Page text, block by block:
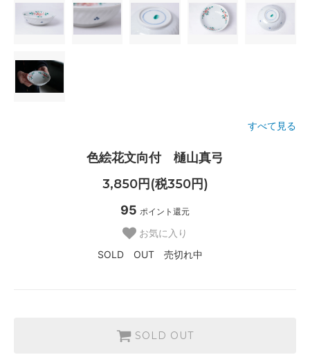
すべて見る
色絵花文向付 樋山真弓
3,850円(税350円)
95 ポイント還元
お気に入り
SOLD OUT 売切れ中
SOLD OUT